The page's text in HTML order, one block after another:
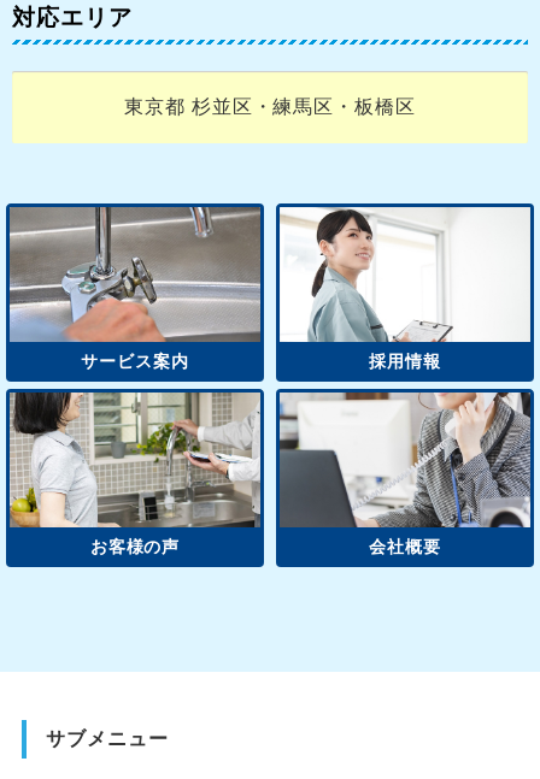
対応エリア
東京都 杉並区・練馬区・板橋区
サービス案内 採用情報
お客様の声 会社概要
サブメニュー